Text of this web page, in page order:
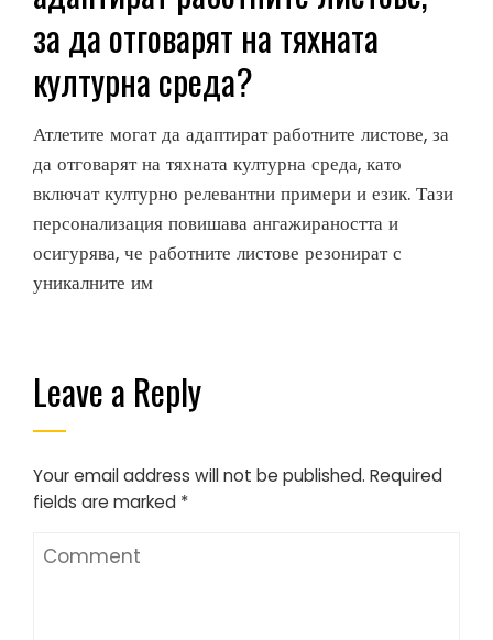
за да отговарят на тяхната
културна среда?
Атлетите могат да адаптират работните листове, за
да отговарят на тяхната културна среда, като
включат културно релевантни примери и език. Тази
персонализация повишава ангажираността и
осигурява, че работните листове резонират с
уникалните им
Leave a Reply
Your email address will not be published. Required
fields are marked *